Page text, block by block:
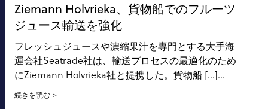
Ziemann Holvrieka、貨物船でのフルーツ
ジュース輸送を強化
フレッシュジュースや濃縮果汁を専門とする大手海
運会社Seatrade社は、輸送プロセスの最適化のため
にZiemann Holvrieka社と提携した。貨物船 [...]...
続きを読む